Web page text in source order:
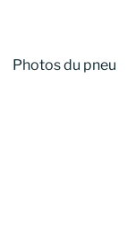
Photos du pneu